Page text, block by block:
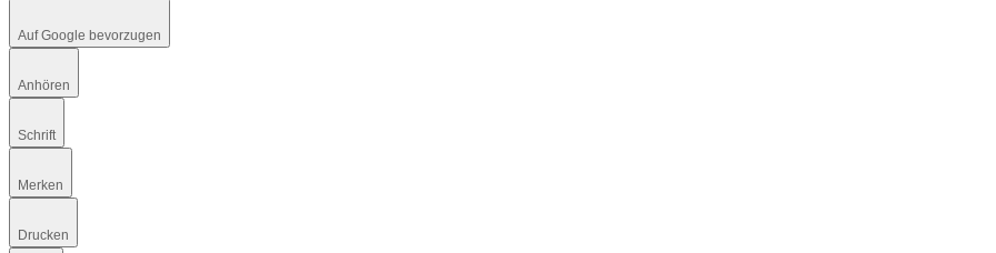
Auf Google bevorzugen
Anhören
Schrift
Merken
Drucken